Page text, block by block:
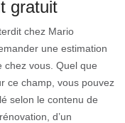
gratuit
chez Mario
une estimation
chez vous. Quel que
ce champ, vous pouvez
selon le contenu de
d’un